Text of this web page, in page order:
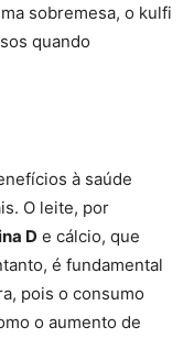
sobremesa, o kulfi
quando
à saúde
O leite, por
D e cálcio, que
é fundamental
pois o consumo
o aumento de